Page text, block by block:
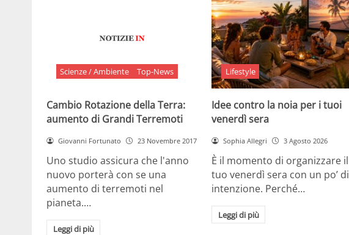
Scienze / Ambiente Top-News
Cambio Rotazione della Terra:
aumento di Grandi Terremoti
Giovanni Fortunato 23 Novembre 2017
Uno studio assicura che l'anno
nuovo porterà con se una
aumento di terremoti nel
pianeta.…
Leggi di più
Lifestyle
Idee contro la noia per i tuoi
venerdì sera
Sophia Allegri 3 Agosto 2026
È il momento di organizzare il
tuo venerdì sera con un po’ di
intenzione. Perché…
Leggi di più